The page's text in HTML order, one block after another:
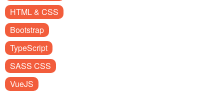
HTML & CSS
Bootstrap
TypeScript
SASS CSS
VueJS